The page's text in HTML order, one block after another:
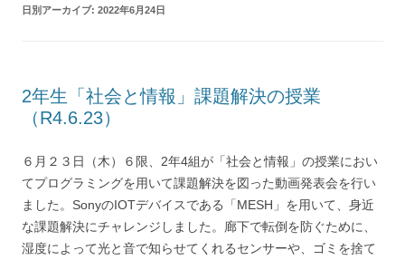
日別アーカイブ: 2022年6月24日
2年生「社会と情報」課題解決の授業
（R4.6.23）
６月２３日（木）６限、2年4組が「社会と情報」の授業におい
てプログラミングを用いて課題解決を図った動画発表会を行い
ました。SonyのIOTデバイスである「MESH」を用いて、身近
な課題解決にチャレンジしました。廊下で転倒を防ぐために、
湿度によって光と音で知らせてくれるセンサーや、ゴミを捨て